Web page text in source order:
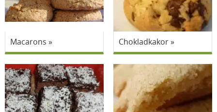
Macarons Chokladkakor